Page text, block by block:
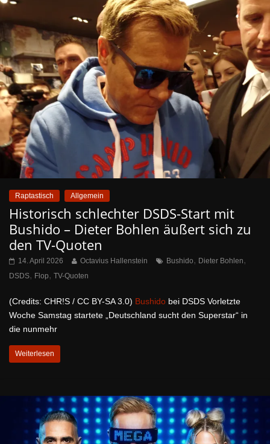
Raptastisch Allgemein
Historisch schlechter DSDS-Start mit
Bushido – Dieter Bohlen äußert sich zu
den TV-Quoten
14. April 2026 Octavius Hallenstein Bushido, Dieter Bohlen,
DSDS, Flop, TV-Quoten
(Credits: CHR!S / CC BY-SA 3.0) Bushido bei DSDS Vorletzte
Woche Samstag startete „Deutschland sucht den Superstar“ in
die nunmehr
Weiterlesen